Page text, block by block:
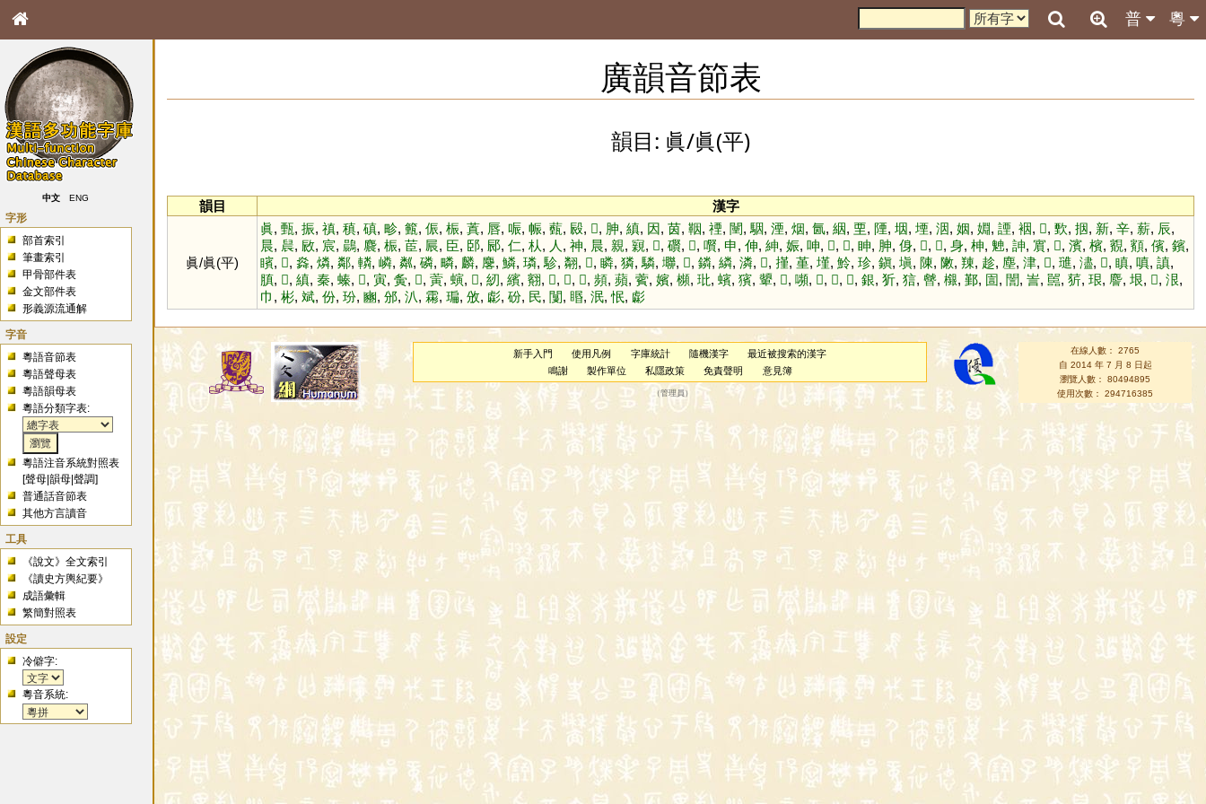
粵
普
中文 ENG
字形
部首索引
筆畫索引
甲骨部件表
金文部件表
形義源流通解
字音
粵語音節表
粵語聲母表
粵語韻母表
粵語分類字表:
粵語注音系統對照表
[聲母 |韻母 |聲調]
普通話音節表
其他方言讀音
工具
《說文》全文索引
《讀史方輿紀要》
成語彙輯
繁簡對照表
設定
冷僻字:
粵音系統:
廣韻音節表
韻目: 眞/眞(平)
韻目 漢字
眞/眞(平)
眞, 甄, 振, 禛, 稹, 磌, 畛, 籈, 侲, 桭, 蒖, 唇, 㖘, 帪, 薽, 㲀, 𤣆, 胂, 縝, 因, 茵, 鞇, 禋, 闉, 駰, 湮, 烟, 氤, 絪, 垔, 陻, 㘻, 堙, 洇, 姻, 婣, 諲, 裀, 𦎣, 歅, 㧢, 新, 辛, 薪, 辰,
晨, 䢅, 敐, 宸, 鷐, 麎, 桭, 茞, 屒, 臣, 䢻, 䣅, 仁, 朲, 人 , 神, 晨, 親, 寴, 𡪔, 礥, 𧥺, 㘋, 申, 伸, 紳, 娠, 呻, 𣢘, 𠲳, 眒, 胂, 㑗, 𩉼, 𣇗, 身, 柛, 䰠, 訷, 賔, 𧶉, 濱, 檳, 䚔, 顮, 儐, 鑌,
矉, 𩴱, 㷠, 燐, 鄰, 轔, 嶙, 粼, 磷, 疄, 麟, 麐, 鱗, 璘, 駗, 翷, 𧲂, 瞵, 獜, 驎, 壣, 𩻜, 鏻, 繗, 潾, 𥎊, 㨷, 堇, 墐, 魿, 珍, 鎭, 塡, 陳, 敶, 䍶, 趁, 塵, 津, 𦩨, 璡, 濜, 𦘔, 瞋, 嗔, 謓,
䐜, 𣞟, 縝, 秦, 螓, 𤚩, 寅, 夤, 𦟘, 蔩, 螾, 𡐔, 紉, 繽, 䎙, 𩴱, 𢣐, 𩰝, 頻, 蘋, 薲, 嬪, 㰋, 玭, 蠙, 獱, 顰, 𧭹, 嚬, 𩴱, 𦇖, 𡤉, 銀, 㹞, 狺, 䖜, 檭, 鄞, 圁, 誾, 訔, 嚚, 䓄, 珢, 䴦, 垠, 𪛊, 泿,
巾 , 彬, 斌, 份, 玢, 豳, 邠, 汃, 霦, 㻞, 攽, 虨, 砏, 民, 闅, 䁕, 泯,怋, 虨
新手入門 使用凡例 字庫統計 隨機漢字
最近被搜索的漢字
鳴謝
製作單位 私隱政策 免責聲明 意見簿
（管理員 ）
在線人數： 2765
自 2014 年 7 月 8 日起
瀏覽人數： 80494895
使用次數： 294716385